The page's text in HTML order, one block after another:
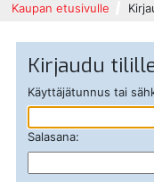
Kaupan etusivulle
Kirjaudu
Käyttäjätunnus tai
Salasana: